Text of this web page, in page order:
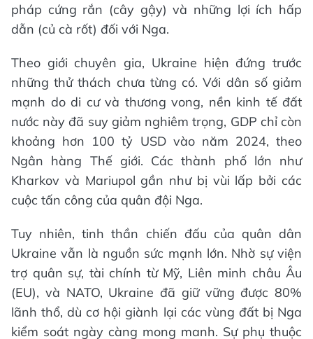
pháp cứng rắn (cây gậy) và những lợi ích hấp
dẫn (củ cà rốt) đối với Nga.
Theo giới chuyên gia, Ukraine hiện đứng trước
những thử thách chưa từng có. Với dân số giảm
mạnh do di cư và thương vong, nền kinh tế đất
nước này đã suy giảm nghiêm trọng, GDP chỉ còn
khoảng hơn 100 tỷ USD vào năm 2024, theo
Ngân hàng Thế giới. Các thành phố lớn như
Kharkov và Mariupol gần như bị vùi lấp bởi các
cuộc tấn công của quân đội Nga.
Tuy nhiên, tinh thần chiến đấu của quân dân
Ukraine vẫn là nguồn sức mạnh lớn. Nhờ sự viện
trợ quân sự, tài chính từ Mỹ, Liên minh châu Âu
(EU), và NATO, Ukraine đã giữ vững được 80%
lãnh thổ, dù cơ hội giành lại các vùng đất bị Nga
kiểm soát ngày càng mong manh. Sự phụ thuộc